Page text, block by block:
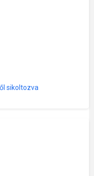
sikoltozva